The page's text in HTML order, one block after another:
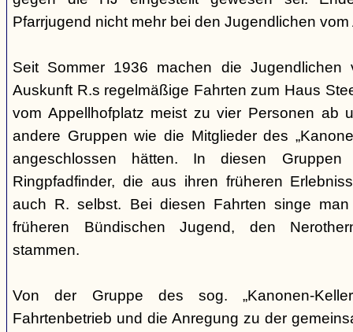
Pfarrjugend nicht mehr bei den Jugendlichen
Seit Sommer 1936 machen die Jugendlichen
Auskunft R.s regelmäßige Fahrten zum Haus
vom Appellhofplatz meist zu vier Personen ab
andere Gruppen wie die Mitglieder des
angeschlossen hätten. In diesen
Ringpfadfinder, die aus ihren früheren
auch R. selbst. Bei diesen Fahrten singe
früheren Bündischen Jugend, den
stammen.
Von der Gruppe des sog. „Kanonen-
Fahrtenbetrieb und die Anregung zu der